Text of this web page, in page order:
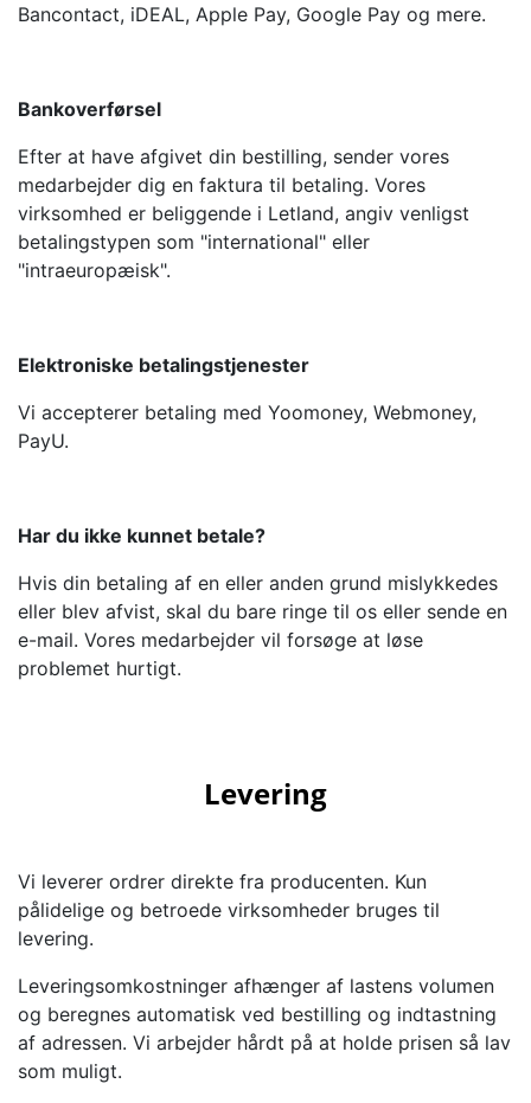
Bancontact, iDEAL, Apple Pay, Google Pay og mere.
Bankoverførsel
Efter at have afgivet din bestilling, sender vores
medarbejder dig en faktura til betaling. Vores
virksomhed er beliggende i Letland, angiv venligst
betalingstypen som "international" eller
"intraeuropæisk".
Elektroniske betalingstjenester
Vi accepterer betaling med Yoomoney, Webmoney,
PayU.
Har du ikke kunnet betale?
Hvis din betaling af en eller anden grund mislykkedes
eller blev afvist, skal du bare ringe til os eller sende en
e-mail. Vores medarbejder vil forsøge at løse
problemet hurtigt.
Levering
Vi leverer ordrer direkte fra producenten. Kun
pålidelige og betroede virksomheder bruges til
levering.
Leveringsomkostninger afhænger af lastens volumen
og beregnes automatisk ved bestilling og indtastning
af adressen. Vi arbejder hårdt på at holde prisen så lav
som muligt.